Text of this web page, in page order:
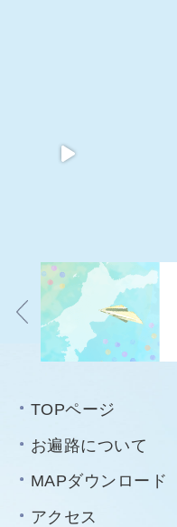
TOPページ
お遍路について
MAPダウンロード
アクセス